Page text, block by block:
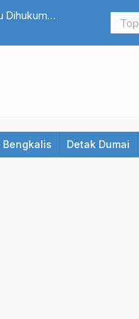
Siak Brigjen
Bengkalis Detak Dumai